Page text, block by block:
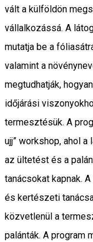
vált a külföldön
vállalkozássá. A
mutatja be a
valamint a
megtudhatják,
időjárási
termesztésük. A
ujj” workshop, ahol
az ültetést és a
tanácsokat kapnak.
és kertészeti
közvetlenül a
palánták. A program